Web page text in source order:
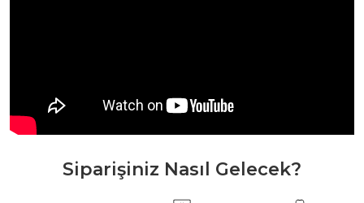
Siparişiniz Nasıl Gelecek?